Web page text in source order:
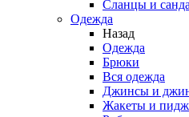
Сланцы и
Одежда
Назад
Одежда
Брюки
Вся одежда
Джинсы и
Жакеты и